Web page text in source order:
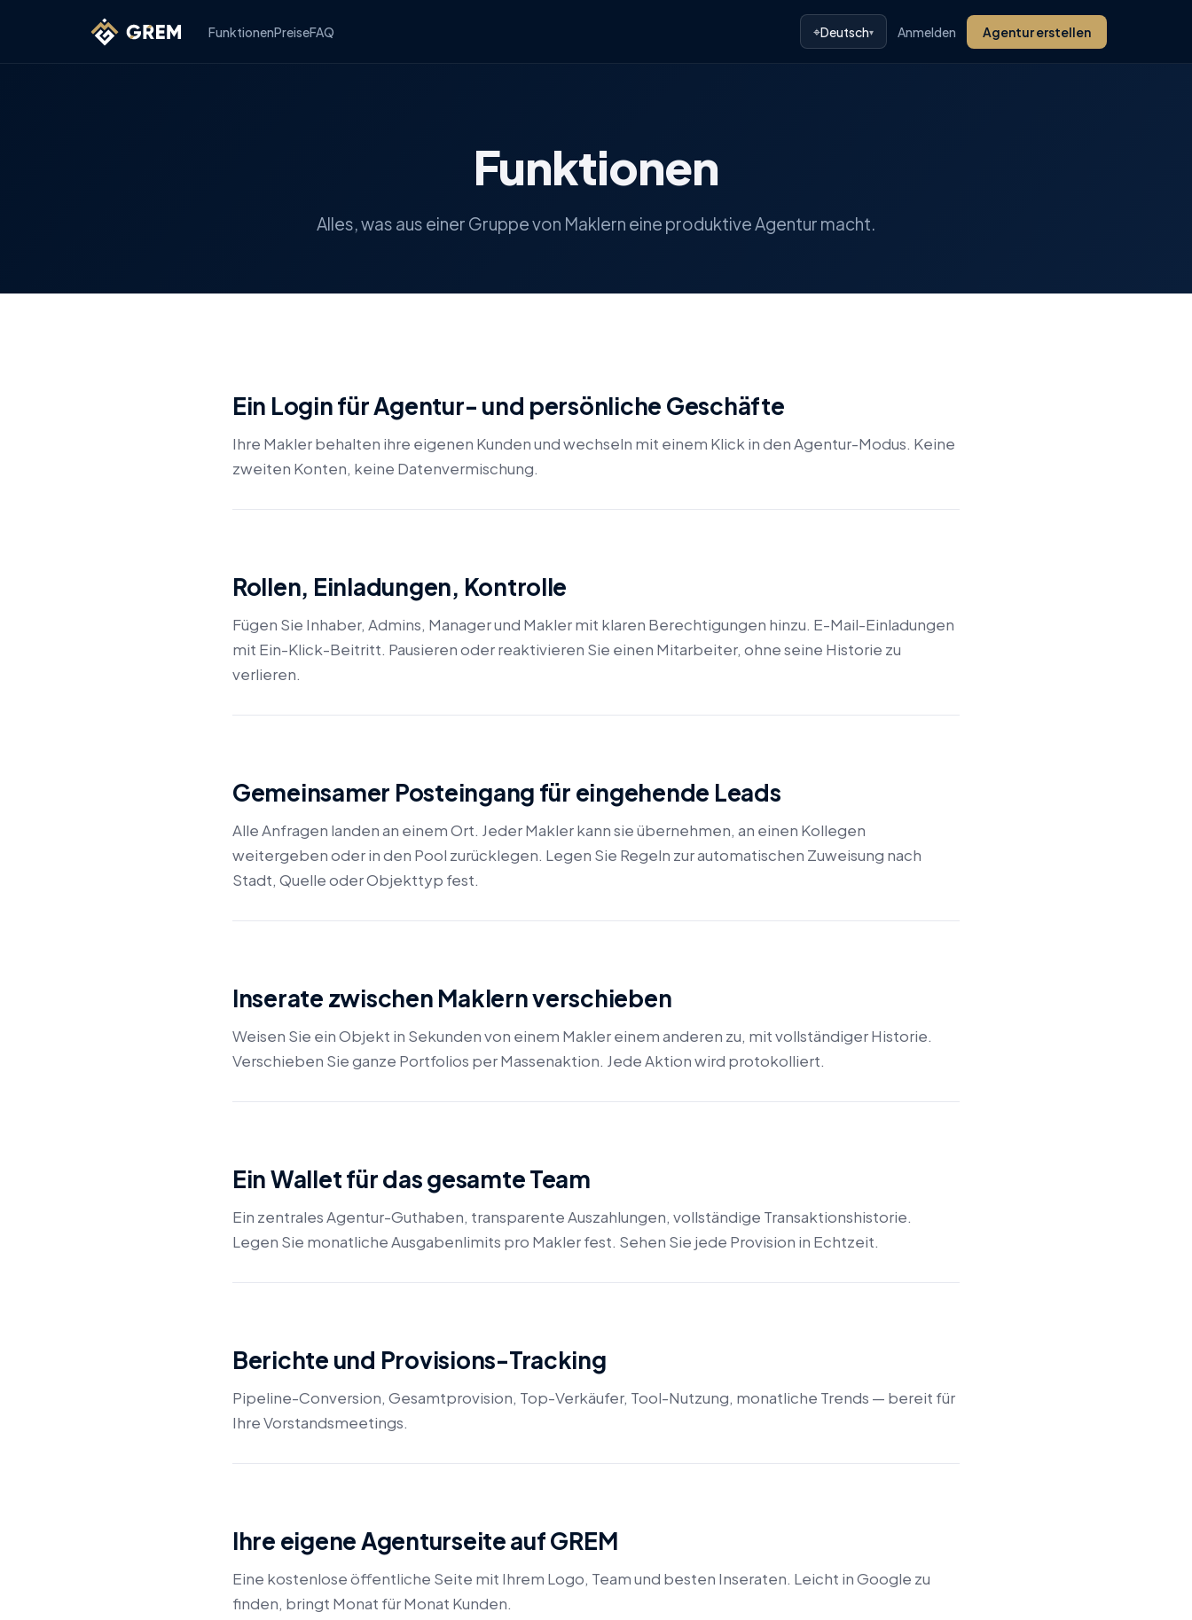
FunktionenPreiseFAQ ⌖Deutsch▾ Anmelden Agentur erstellen
Funktionen
Alles, was aus einer Gruppe von Maklern eine produktive Agentur macht.
Ein Login für Agentur- und persönliche Geschäfte
Ihre Makler behalten ihre eigenen Kunden und wechseln mit einem Klick in den Agentur-Modus. Keine
zweiten Konten, keine Datenvermischung.
Rollen, Einladungen, Kontrolle
Fügen Sie Inhaber, Admins, Manager und Makler mit klaren Berechtigungen hinzu. E-Mail-Einladungen
mit Ein-Klick-Beitritt. Pausieren oder reaktivieren Sie einen Mitarbeiter, ohne seine Historie zu
verlieren.
Gemeinsamer Posteingang für eingehende Leads
Alle Anfragen landen an einem Ort. Jeder Makler kann sie übernehmen, an einen Kollegen
weitergeben oder in den Pool zurücklegen. Legen Sie Regeln zur automatischen Zuweisung nach
Stadt, Quelle oder Objekttyp fest.
Inserate zwischen Maklern verschieben
Weisen Sie ein Objekt in Sekunden von einem Makler einem anderen zu, mit vollständiger Historie.
Verschieben Sie ganze Portfolios per Massenaktion. Jede Aktion wird protokolliert.
Ein Wallet für das gesamte Team
Ein zentrales Agentur-Guthaben, transparente Auszahlungen, vollständige Transaktionshistorie.
Legen Sie monatliche Ausgabenlimits pro Makler fest. Sehen Sie jede Provision in Echtzeit.
Berichte und Provisions-Tracking
Pipeline-Conversion, Gesamtprovision, Top-Verkäufer, Tool-Nutzung, monatliche Trends — bereit für
Ihre Vorstandsmeetings.
Ihre eigene Agenturseite auf GREM
Eine kostenlose öffentliche Seite mit Ihrem Logo, Team und besten Inseraten. Leicht in Google zu
finden, bringt Monat für Monat Kunden.